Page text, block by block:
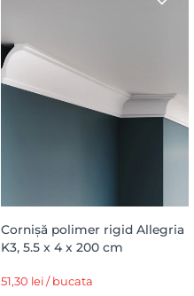
Cornișă polimer rigid Allegria
K3, 5.5 x 4 x 200 cm
51,30 lei / bucata